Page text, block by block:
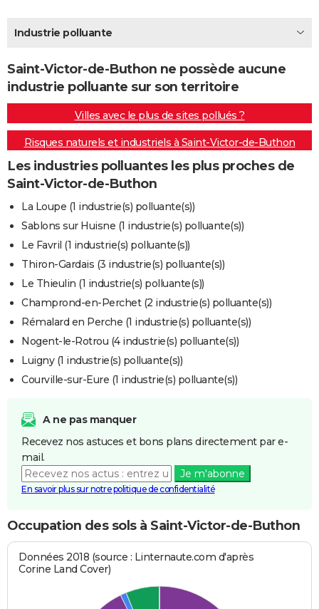
BONS PLANS
CARTE DE VOEUX
Carte de Noël
Carte Bonne année
Carte Saint-Valentin
Carte Pâques
Carte d'anniversaire
DICTIONNAIRE
Dictionnaire
Biographies
Citations
Expressions
Proverbes
PROGRAMME TV
COPAINS D'AVANT
Se connecter
Entreprises
Service militaire
Avis de recherche
AVIS DE DÉCÈS
FORUM
Industrie polluante
Saint-Victor-de-Buthon ne possède aucune
industrie polluante sur son territoire
Villes avec le plus de sites pollués ?
Risques naturels et industriels à Saint-Victor-de-Buthon
Les industries polluantes les plus proches de
Saint-Victor-de-Buthon
La Loupe (1 industrie(s) polluante(s))
Sablons sur Huisne (1 industrie(s) polluante(s))
Le Favril (1 industrie(s) polluante(s))
Thiron-Gardais (3 industrie(s) polluante(s))
Le Thieulin (1 industrie(s) polluante(s))
Champrond-en-Perchet (2 industrie(s) polluante(s))
Rémalard en Perche (1 industrie(s) polluante(s))
Nogent-le-Rotrou (4 industrie(s) polluante(s))
Luigny (1 industrie(s) polluante(s))
Courville-sur-Eure (1 industrie(s) polluante(s))
A ne pas manquer
Recevez nos astuces et bons plans directement par e-
mail.
Je m'abonne
En savoir plus sur notre politique de confidentialité
Occupation des sols à Saint-Victor-de-Buthon
Données 2018 (source : Linternaute.com d'après
Corine Land Cover)